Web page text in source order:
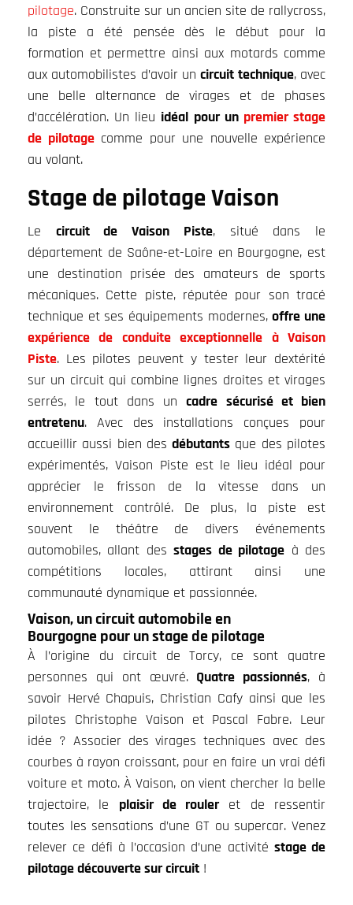
pilotage. Construite sur un ancien site de rallycross,
la piste a été pensée dès le début pour la
formation et permettre ainsi aux motards comme
aux automobilistes d’avoir uncircuit technique, avec
une belle alternance de virages et de phases
d’accélération. Un lieu idéal pour un premier stage
de pilotagecomme pour une nouvelle expérience
au volant.
Stage de pilotage Vaison
Le circuit de Vaison Piste, situé dans le
département de Saône-et-Loire en Bourgogne, est
une destination prisée des amateurs de sports
mécaniques. Cette piste, réputée pour son tracé
technique et ses équipements modernes,offre une
expérience de conduite exceptionnelle à Vaison
Piste. Les pilotes peuvent y tester leur dextérité
sur un circuit qui combine lignes droites et virages
serrés, le tout dans uncadre sécurisé et bien
entretenu. Avec des installations conçues pour
accueillir aussi bien desdébutants que des pilotes
expérimentés, Vaison Piste est le lieu idéal pour
apprécier le frisson de la vitesse dans un
environnement contrôlé. De plus, la piste est
souvent le théâtre de divers événements
automobiles, allant desstages de pilotage à des
compétitions locales, attirant ainsi une
communauté dynamique et passionnée.
Vaison, un circuit automobile en
Bourgogne pour un stage de pilotage
À l’origine du circuit de Torcy, ce sont quatre
personnes qui ont œuvré. Quatre passionnés, à
savoir Hervé Chapuis, Christian Cafy ainsi que les
pilotes Christophe Vaison et Pascal Fabre. Leur
idée ? Associer des virages techniques avec des
courbes à rayon croissant, pour en faire un vrai défi
voiture et moto. À Vaison, on vient chercher la belle
trajectoire, le plaisir de rouleret de ressentir
toutes les sensations d’une GT ou supercar. Venez
relever ce défi à l’occasion d’une activité stage de
pilotage découverte sur circuit !